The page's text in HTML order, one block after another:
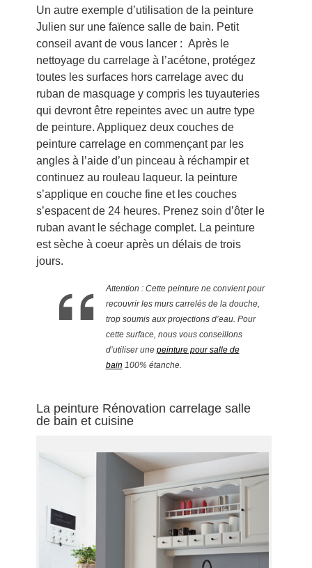
Un autre exemple d’utilisation de la peinture
Julien sur une faïence salle de bain. Petit
conseil avant de vous lancer : Après le
nettoyage du carrelage à l’acétone, protégez
toutes les surfaces hors carrelage avec du
ruban de masquage y compris les tuyauteries
qui devront être repeintes avec un autre type
de peinture. Appliquez deux couches de
peinture carrelage en commençant par les
angles à l’aide d’un pinceau à réchampir et
continuez au rouleau laqueur. la peinture
s’applique en couche fine et les couches
s’espacent de 24 heures. Prenez soin d’ôter le
ruban avant le séchage complet. La peinture
est sèche à coeur après un délais de trois
jours.
Attention : Cette peinture ne convient pour
recouvrir les murs carrelés de la douche,
trop soumis aux projections d’eau. Pour
cette surface, nous vous conseillons
d’utiliser une peinture pour salle de
bain 100% étanche.
La peinture Rénovation carrelage salle
de bain et cuisine